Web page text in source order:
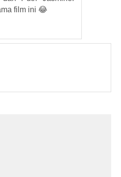
film ini 😂